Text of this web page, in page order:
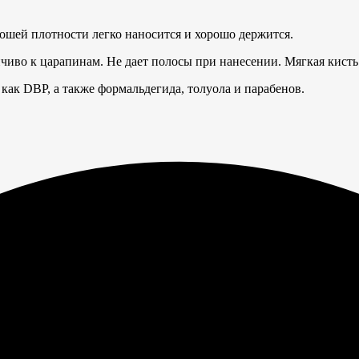
плотности легко наносится и хорошо держится.
к царапинам. Не дает полосы при нанесении. Мягкая
DBP, а также формальдегида, толуола и парабенов.